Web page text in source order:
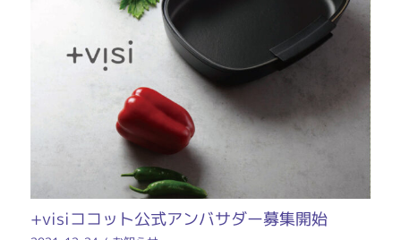
+visiココット公式アンバサダー募集開始